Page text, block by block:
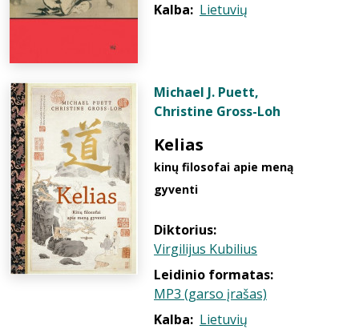
Kalba: Lietuvių
Michael J. Puett,
Christine Gross-Loh
Kelias
kinų filosofai apie meną
gyventi
Diktorius:
Virgilijus Kubilius
Leidinio formatas:
MP3 (garso įrašas)
Kalba: Lietuvių